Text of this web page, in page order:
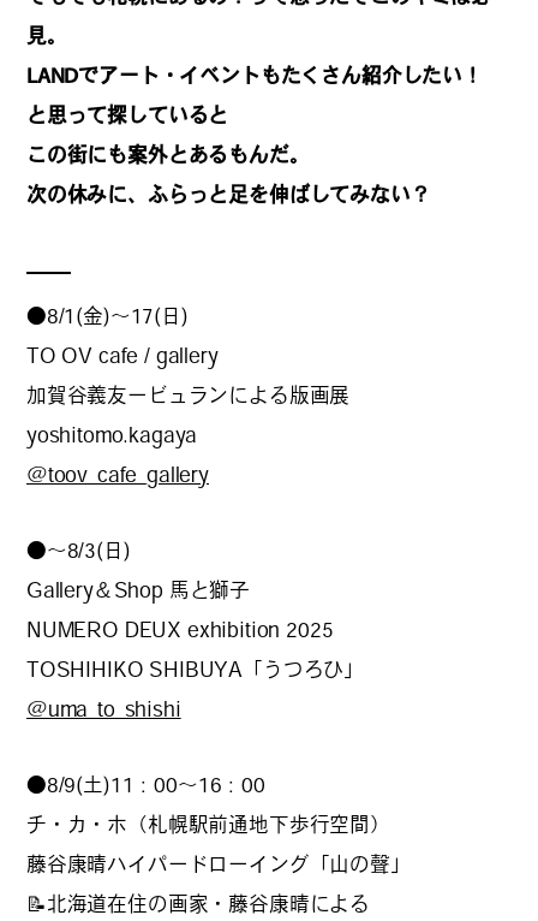
#健康LAND
#札幌来たら、まずはココ
#僕らの便利酒場
#古着界隈
#Meet-Up Spot
見。
LANDでアート・イベントもたくさん紹介したい！
と思って探していると
この街にも案外とあるもんだ。
次の休みに、ふらっと足を伸ばしてみない？
●8/1(金)〜17(日)
TO OV cafe / gallery
加賀谷義友ービュランによる版画展
yoshitomo.kagaya
@toov_cafe_gallery
●〜8/3(日)
Gallery＆Shop 馬と獅子
NUMERO DEUX exhibition 2025
TOSHIHIKO SHIBUYA「うつろひ」
@uma_to_shishi
●8/9(土)11：00〜16：00
チ・カ・ホ（札幌駅前通地下歩行空間）
藤谷康晴ハイパードローイング「山の聲」
📝北海道在住の画家・藤谷康晴による